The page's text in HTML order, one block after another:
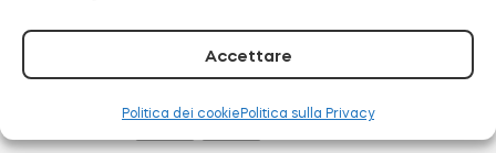
Accettare
Politica dei cookie Politica sulla Privacy
Colore del sensore porta